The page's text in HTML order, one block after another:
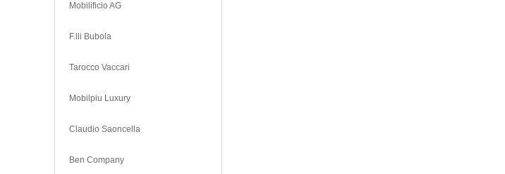
Mobilificio AG
F.lli Bubola
Tarocco Vaccari
Mobilpiu Luxury
Claudio Saoncella
Ben Company